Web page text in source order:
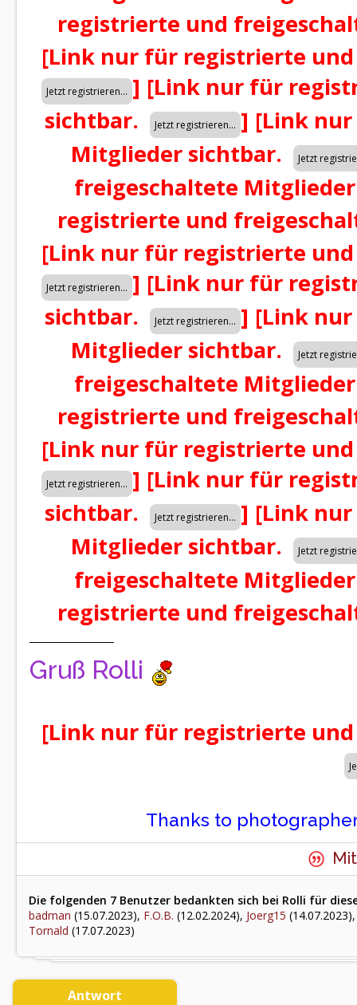
registrierte und
[Link nur für registrierte
] [Link nur für
sichtbar.
] [Link
Mitglieder sichtbar.
freigeschaltete
registrierte und
[Link nur für registrierte
] [Link nur für
sichtbar.
] [Link
Mitglieder sichtbar.
freigeschaltete
registrierte und
[Link nur für registrierte
] [Link nur für
sichtbar.
] [Link
Mitglieder sichtbar.
freigeschaltete
registrierte und
Gruß Rolli
[Link nur für registrierte
Thanks to
Die folgenden 7 Benutzer bedankten sich bei Rolli für
badman (15.07.2023), F.O.B. (12.02.2024), Joerg15
Tornald (17.07.2023)
Antwort